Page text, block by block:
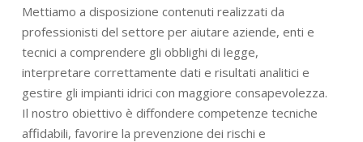
Mettiamo a disposizione contenuti realizzati da
professionisti del settore per aiutare aziende, enti e
tecnici a comprendere gli obblighi di legge,
interpretare correttamente dati e risultati analitici e
gestire gli impianti idrici con maggiore consapevolezza.
Il nostro obiettivo è diffondere competenze tecniche
affidabili, favorire la prevenzione dei rischi e